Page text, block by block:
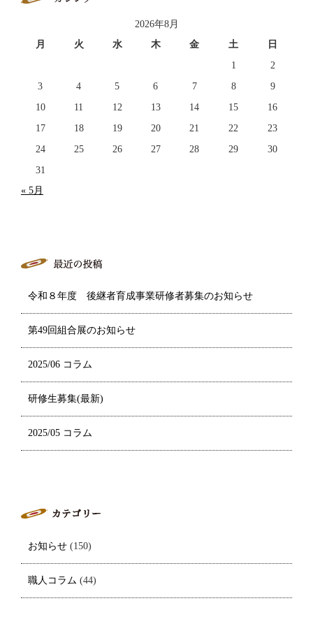
2026年8月
月
火 水 木 金 土
日
1
2
3
4 5 6 7 8
9
10
11 12 13 14 15
16
17
18 19 20 21 22
23
24
25 26 27 28 29
30
31
« 5月
令和８年度 後継者育成事業研修者募集のお知らせ
第49回組合展のお知らせ
2025/06 コラム
研修生募集(最新)
2025/05 コラム
お知らせ (150)
職人コラム (44)